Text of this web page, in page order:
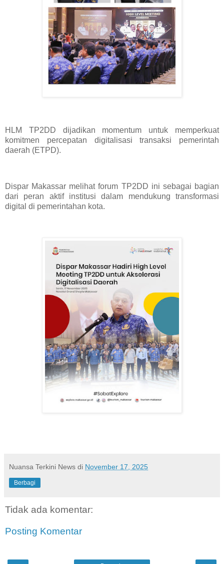
HLM TP2DD dijadikan momentum untuk memperkuat
komitmen percepatan digitalisasi transaksi pemerintah
daerah (ETPD).
Dispar Makassar melihat forum TP2DD ini sebagai bagian
dari peran aktif institusi dalam mendukung transformasi
digital di pemerintahan kota.
Nuansa Terkini News di November 17, 2025
Berbagi
Tidak ada komentar:
Posting Komentar